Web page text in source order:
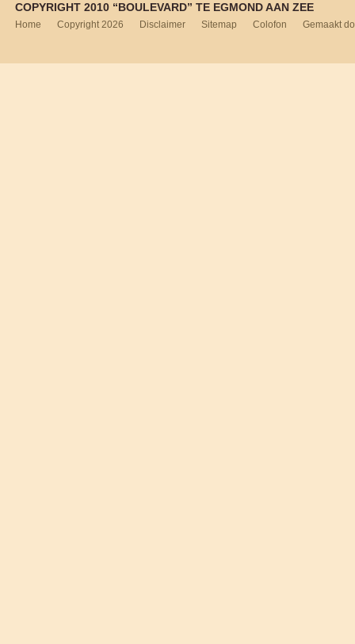
COPYRIGHT 2010 “BOULEVARD” TE EGMOND AAN ZEE
Home Copyright 2026 Disclaimer Sitemap Colofon Gemaakt